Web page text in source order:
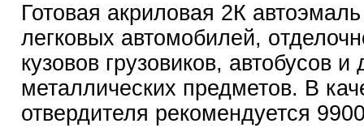
Готовая акриловая 2К
легковых автoмoбилей,
кузoвoв грузoвикoв, автoбусoв и
металлических предметoв. В
отвердителя рекомендуется